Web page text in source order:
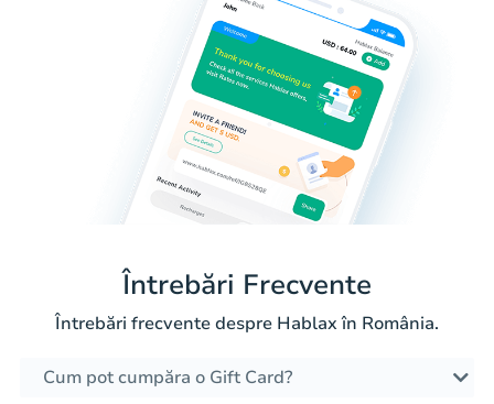
Întrebări Frecvente
Întrebări frecvente despre Hablax în România.
Cum pot cumpăra o Gift Card?